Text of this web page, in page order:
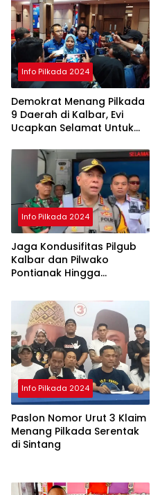
Info Pilkada 2024
Demokrat Menang Pilkada
9 Daerah di Kalbar, Evi
Ucapkan Selamat Untuk
Info Pilkada 2024
Jaga Kondusifitas Pilgub
Kalbar dan Pilwako
Pontianak Hingga
Selesai
Info Pilkada 2024
Paslon Nomor Urut 3 Klaim
Menang Pilkada Serentak
di Sintang